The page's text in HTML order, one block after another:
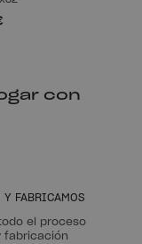
con
Y FABRICAMOS
el proceso
fabricación